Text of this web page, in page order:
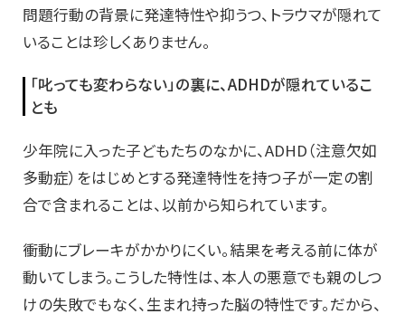
問題行動の背景に発達特性や抑うつ、トラウマが隠れて
いることは珍しくありません。
「叱っても変わらない」の裏に、ADHDが隠れているこ
とも
少年院に入った子どもたちのなかに、ADHD（注意欠如
多動症）をはじめとする発達特性を持つ子が一定の割
合で含まれることは、以前から知られています。
衝動にブレーキがかかりにくい。結果を考える前に体が
動いてしまう。こうした特性は、本人の悪意でも親のしつ
けの失敗でもなく、生まれ持った脳の特性です。だから、